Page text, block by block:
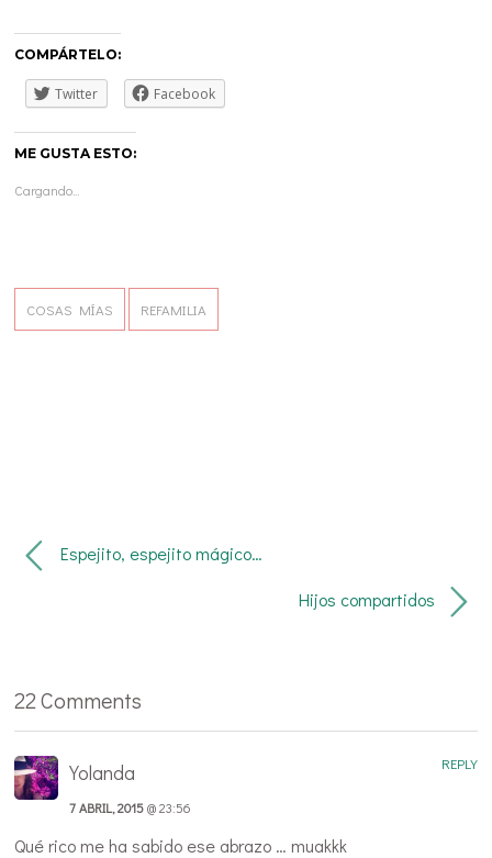
COMPÁRTELO:
Twitter Facebook
ME GUSTA ESTO:
Cargando...
COSAS MÍAS REFAMILIA
Espejito, espejito mágico…
Hijos compartidos
22 Comments
Yolanda
7 ABRIL, 2015@ 23:56
Qué rico me ha sabido ese abrazo … muakkk
REPLY